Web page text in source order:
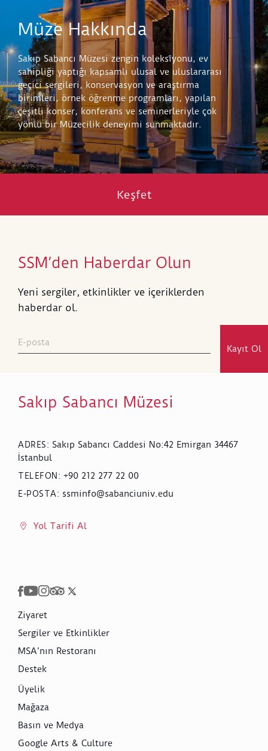
Müze Hakkında
Sakıp Sabancı Müzesi zengin koleksiyonu, ev
sahipliği yaptığı kapsamlı ulusal ve uluslararası
geçici sergileri, konservasyon ve araştırma
birimleri, örnek öğrenme programları, yapılan
çeşitli konser, konferans ve seminerleriyle çok
yönlü bir Müzecilik deneyimi sunmaktadır.
Keşfet
SSM’den Haberdar Olun
Yeni sergiler, etkinlikler ve içeriklerden
haberdar ol.
Kayıt Ol
Sakıp Sabancı Müzesi
ADRES: Sakıp Sabancı Caddesi No:42 Emirgan 34467
İstanbul
TELEFON : +90 212 277 22 00
E-POSTA: ssminfo@sabanciuniv.edu
Yol Tarifi Al
Ziyaret
Sergiler ve Etkinlikler
MSA’nın Restoranı
Destek
Üyelik
Mağaza
Basın ve Medya
Google Arts & Culture